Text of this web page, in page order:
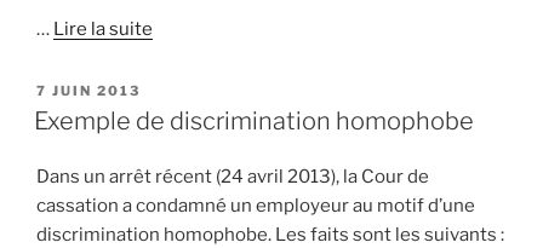
… Lire la suite
PUBLIÉ
LE
7 JUIN 2013
Exemple de discrimination homophobe
Dans un arrêt récent (24 avril 2013), la Cour de
cassation a condamné un employeur au motif d’une
discrimination homophobe. Les faits sont les suivants :